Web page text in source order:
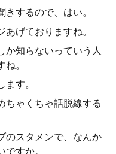
するので、はい。
げておりますね。
か知らないっていう人
。
す。
ちゃくちゃ話脱線する
のスタメンで、なんか
すか。